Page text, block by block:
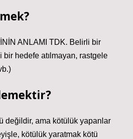
ANLAMI TDK. Belirli bir
hedefe atılmayan, rastgele
değildir, ama kötülük yapanlar
kötülük yaratmak kötü